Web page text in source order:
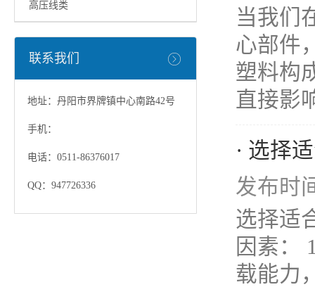
高压线类
联系我们
地址：丹阳市界牌镇中心南路42号
手机：
电话：0511-86376017
QQ：947726336
当我们
心部件
塑料构
直接影
· 选择
发布时
选择适
因素：
载能力